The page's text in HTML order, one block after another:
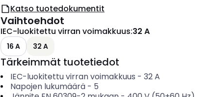
Katso tuotedokumentit
Vaihtoehdot
IEC-luokitettu virran voimakkuus:32 A
16 A 32 A
Tärkeimmät tuotetiedot
IEC-luokitettu virran voimakkuus - 32A
Napojen lukumäärä- 5